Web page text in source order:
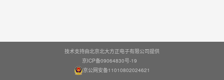
技术支持由北京北大方正电子有限公司提供
京ICP备09064830号-19
京公网安备11010802024621